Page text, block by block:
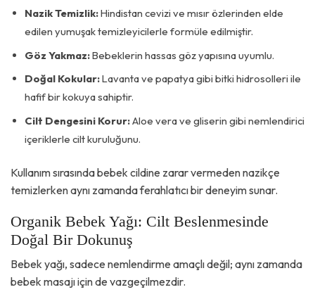
Nazik Temizlik:Hindistan cevizi ve mısır özlerinden elde
edilen yumuşak temizleyicilerle formüle edilmiştir.
Göz Yakmaz:Bebeklerin hassas göz yapısına uyumlu.
Doğal Kokular:Lavanta ve papatya gibi bitki hidrosolleri ile
hafif bir kokuya sahiptir.
Cilt Dengesini Korur:Aloe vera ve gliserin gibi nemlendirici
içeriklerle cilt kuruluğunu.
Kullanım sırasında bebek cildine zarar vermeden nazikçe
temizlerken aynı zamanda ferahlatıcı bir deneyim sunar.
Organik Bebek Yağı: Cilt Beslenmesinde
Doğal Bir Dokunuş
Bebek yağı, sadece nemlendirme amaçlı değil; aynı zamanda
bebek masajı için de vazgeçilmezdir.